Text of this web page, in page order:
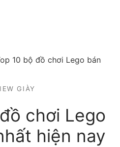
10 bộ đồ chơi Lego bán
GIÀY
chơi Lego
hiện nay